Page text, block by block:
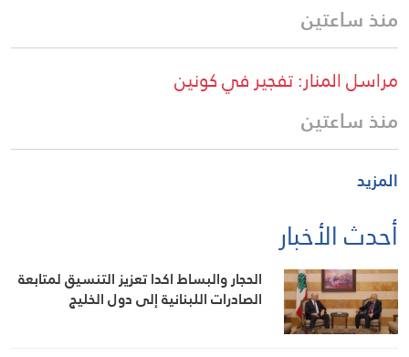
منذ ساعتين
مراسل المنار: تفجير في كونين
منذ ساعتين
المزيد
أحدث الأخبار
الحجار والبساط اكدا تعزيز التنسيق لمتابعة
الصادرات اللبنانية إلى دول الخليج